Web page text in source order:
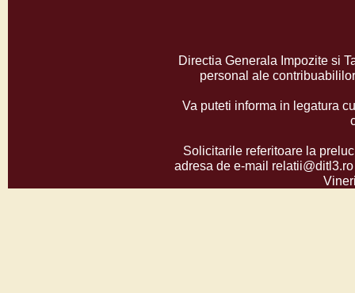
Directia Generala Impozite si
personal ale
Va puteti informa in legatura
Solicitarile referitoare la
adresa de e-mail